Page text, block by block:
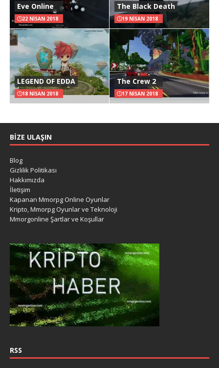
Eve Online
22 NISAN 2018
The Black Death
19 NISAN 2018
LEGEND OF EDDA
18 NISAN 2018
The Crew 2
17 NISAN 2018
BIZE ULAŞIN
Blog
Gizlilik Politikası
Hakkımızda
İletişim
Kapanan Mmorpg Online Oyunlar
Kripto, Mmorpg Oyunlar ve Teknoloji
Mmorgonline Şartlar ve Koşullar
RSS